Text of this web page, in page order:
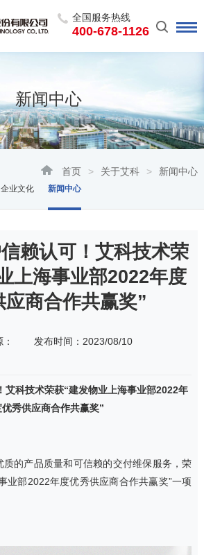
全国服务热线
400-678-1126
新闻中心
首页 > 关于艾科 > 新闻中心
企业文化 新闻中心
赖认可！艾科技术荣
上海事业部2022年度
应商合作共赢奖”
发布时间：2023/08/10
艾科技术荣获“建发物业上海事业部2022年
优秀供应商合作共赢奖”
质的产品质量和可信赖的交付维保服务，荣
业部2022年度优秀供应商合作共赢奖”一项